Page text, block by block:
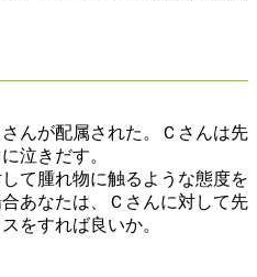
んが配属された。Ｃさんは先
泣きだす。
て腫れ物に触るような態度を
あなたは、Ｃさんに対して先
をすれば良いか。